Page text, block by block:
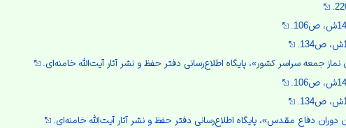
دفتر حفظ و نشر آثار آیت‌الله خامنه‌ای.
دفتر حفظ و نشر آثار آیت‌الله خامنه‌ای.